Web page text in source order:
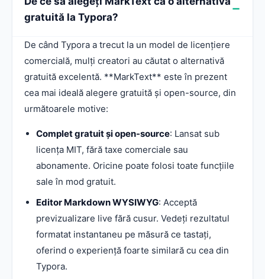
gratuită la Typora?
De când Typora a trecut la un model de licențiere
comercială, mulți creatori au căutat o alternativă
gratuită excelentă. **MarkText** este în prezent
cea mai ideală alegere gratuită și open-source, din
următoarele motive:
Complet gratuit și open-source: Lansat sub
licența MIT, fără taxe comerciale sau
abonamente. Oricine poate folosi toate funcțiile
sale în mod gratuit.
Editor Markdown WYSIWYG: Acceptă
previzualizare live fără cusur. Vedeți rezultatul
formatat instantaneu pe măsură ce tastați,
oferind o experiență foarte similară cu cea din
Typora.